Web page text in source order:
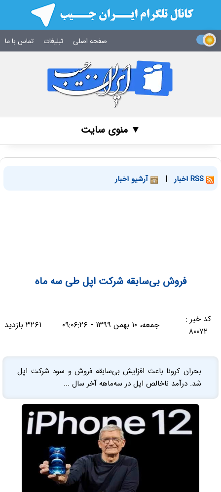
صفحه اصلی تبلیغات تماس با ما
▼ منوی سایت
| آرشیو اخبار
فروش بی‌سابقه شرکت اپل طی سه ماه
کد خبر :
۸۰۰۷۲
جمعه، ۱۰ بهمن ۱۳۹۹ - ۰۹:۰۶:۲۶ ۳۲۶۱ بازدید
بحران کرونا باعث افزایش بی‌سابقه فروش و سود شرکت اپل
شد. درآمد ناخالص اپل در سه‌ماهه آخر سال ...